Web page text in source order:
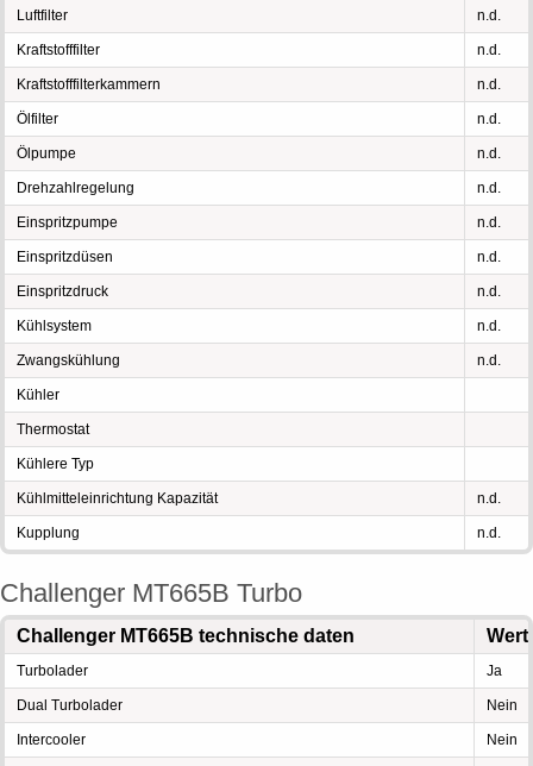
Luftfilter n.d.
Kraftstofffilter n.d.
Kraftstofffilterkammern n.d.
Ölfilter n.d.
Ölpumpe n.d.
Drehzahlregelung n.d.
Einspritzpumpe n.d.
Einspritzdüsen n.d.
Einspritzdruck n.d.
Kühlsystem n.d.
Zwangskühlung n.d.
Kühler
Thermostat
Kühlere Typ
Kühlmitteleinrichtung Kapazität n.d.
Kupplung n.d.
Challenger MT665B Turbo
Challenger MT665B technische daten Wert
Turbolader Ja
Dual Turbolader Nein
Intercooler Nein